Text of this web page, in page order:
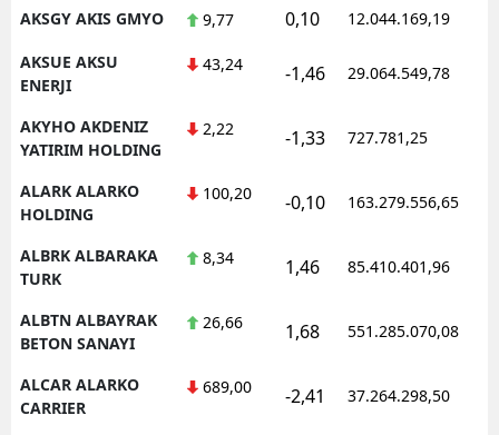
AKSGY AKIS GMYO 9,77 0,10 12.044.169,19
AKSUE AKSU
ENERJI
43,24 -1,46 29.064.549,78
AKYHO AKDENIZ
YATIRIM HOLDING
2,22 -1,33 727.781,25
ALARK ALARKO
HOLDING
100,20 -0,10 163.279.556,65
ALBRK ALBARAKA
TURK
8,34 1,46 85.410.401,96
ALBTN ALBAYRAK
BETON SANAYI
26,66 1,68 551.285.070,08
ALCAR ALARKO
CARRIER
689,00 -2,41 37.264.298,50